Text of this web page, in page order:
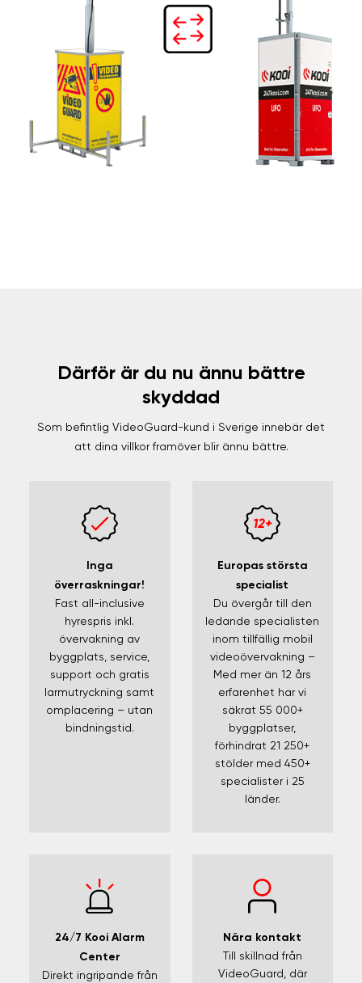
Därför är du nu ännu bättre
skyddad
Som befintlig VideoGuard-kund i Sverige innebär det
att dina villkor framöver blir ännu bättre.
Inga
överraskningar!
Fast all-inclusive
hyrespris inkl.
övervakning av
byggplats, service,
support och gratis
larmutryckning samt
omplacering – utan
bindningstid.
Europas största
specialist
Du övergår till den
ledande specialisten
inom tillfällig mobil
videoövervakning –
Med mer än 12 års
erfarenhet har vi
säkrat 55 000+
byggplatser,
förhindrat 21 250+
stölder med 450+
specialister i 25
länder.
24/7 Kooi Alarm
Center
Direkt ingripande från
Nära kontakt
Till skillnad från
VideoGuard, där